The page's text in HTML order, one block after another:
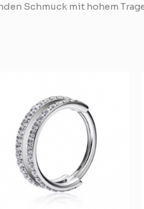
Schmuck mit hohem